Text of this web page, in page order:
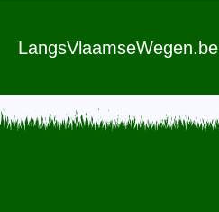
LangsVlaamseWegen.be